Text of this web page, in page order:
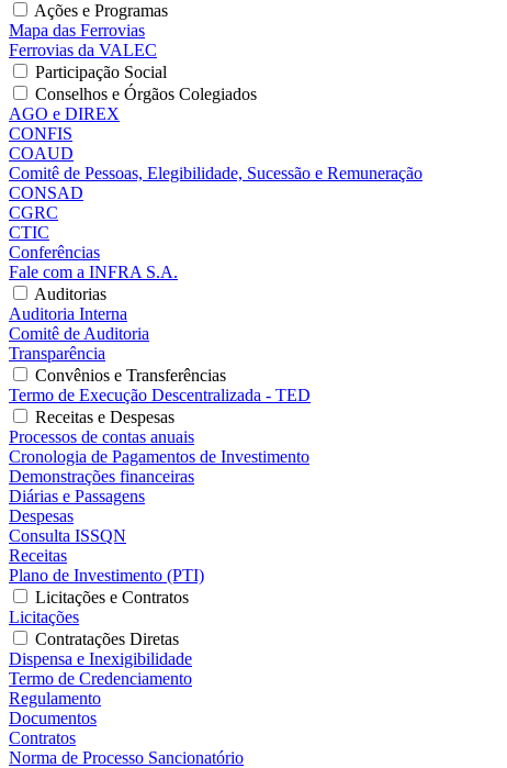
Ações e Programas
Mapa das Ferrovias
Ferrovias da VALEC
Participação Social
Conselhos e Órgãos Colegiados
AGO e DIREX
CONFIS
COAUD
Comitê de Pessoas, Elegibilidade, Sucessão e Remuneração
CONSAD
CGRC
CTIC
Conferências
Fale com a INFRA S.A.
Auditorias
Auditoria Interna
Comitê de Auditoria
Transparência
Convênios e Transferências
Termo de Execução Descentralizada - TED
Receitas e Despesas
Processos de contas anuais
Cronologia de Pagamentos de Investimento
Demonstrações financeiras
Diárias e Passagens
Despesas
Consulta ISSQN
Receitas
Plano de Investimento (PTI)
Licitações e Contratos
Licitações
Contratações Diretas
Dispensa e Inexigibilidade
Termo de Credenciamento
Regulamento
Documentos
Contratos
Norma de Processo Sancionatório